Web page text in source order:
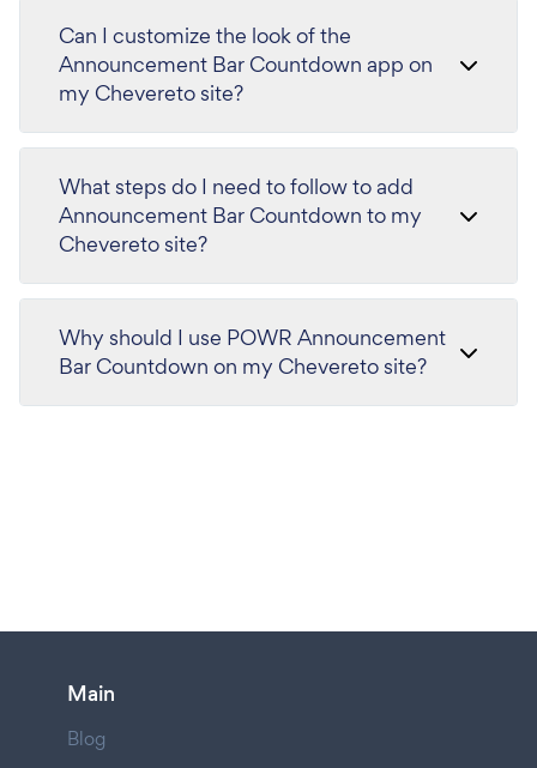
Can I customize the look of the
Announcement Bar Countdown app on
my Chevereto site?
What steps do I need to follow to add
Announcement Bar Countdown to my
Chevereto site?
Why should I use POWR Announcement
Bar Countdown on my Chevereto site?
Main
Blog